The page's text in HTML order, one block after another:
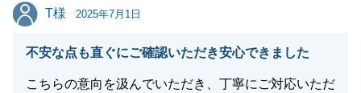
引き続きよろしくお願いいたします。
閉じる
T様
T様 2025年7月1日
不安な点も直ぐにご確認いただき安心できました
こちらの意向を汲んでいただき、丁寧にご対応いただ